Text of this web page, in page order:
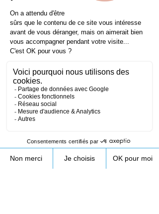
RIPOCHE
09.53.23.10.89
Lundi - Vendredi 8h30-17h
contact@droneprocess.com